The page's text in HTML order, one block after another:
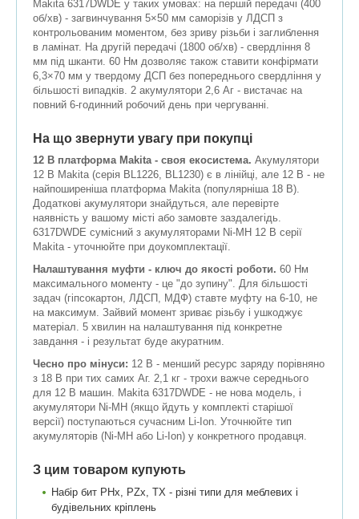
Makita 6317DWDE у таких умовах: на першій передачі (400
об/хв) - загвинчування 5×50 мм саморізів у ЛДСП з
контрольованим моментом, без зриву різьби і заглиблення
в ламінат. На другій передачі (1800 об/хв) - свердління 8
мм під шканти. 60 Нм дозволяє також ставити конфірмати
6,3×70 мм у твердому ДСП без попереднього свердління у
більшості випадків. 2 акумулятори 2,6 Аг - вистачає на
повний 6-годинний робочий день при чергуванні.
На що звернути увагу при покупці
12 В платформа Makita - своя екосистема. Акумулятори
12 В Makita (серія BL1226, BL1230) є в лінійці, але 12 В - не
найпоширеніша платформа Makita (популярніша 18 В).
Додаткові акумулятори знайдуться, але перевірте
наявність у вашому місті або замовте заздалегідь.
6317DWDE сумісний з акумуляторами Ni-MH 12 В серії
Makita - уточнюйте при доукомплектації.
Налаштування муфти - ключ до якості роботи. 60 Нм
максимального моменту - це "до зупину". Для більшості
задач (гіпсокартон, ЛДСП, МДФ) ставте муфту на 6-10, не
на максимум. Зайвий момент зриває різьбу і ушкоджує
матеріал. 5 хвилин на налаштування під конкретне
завдання - і результат буде акуратним.
Чесно про мінуси: 12 В - менший ресурс заряду порівняно
з 18 В при тих самих Аг. 2,1 кг - трохи важче середнього
для 12 В машин. Makita 6317DWDE - не нова модель, і
акумулятори Ni-MH (якщо йдуть у комплекті старішої
версії) поступаються сучасним Li-Ion. Уточнюйте тип
акумуляторів (Ni-MH або Li-Ion) у конкретного продавця.
З цим товаром купують
Набір бит PHx, PZx, TX - різні типи для меблевих і
будівельних кріплень